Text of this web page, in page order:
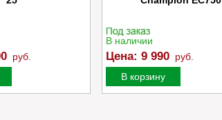
руб.
В наличии
Цена: 9 990 руб.
В корзину